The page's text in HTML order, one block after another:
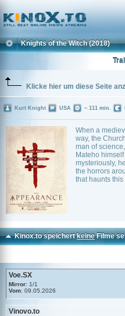
Home
Knights of the Witch (2018)
Klicke hier um diese Seite
When a
way, the
man of
Mateho
mysteriously,
the horrors
that haunts this
Kurt Knight USA ~ 111 min.
Kinox.to speichertkeineFilme
Voe.SX
Mirror: 1/1
Vom: 09.05.2026
Vinovo.to